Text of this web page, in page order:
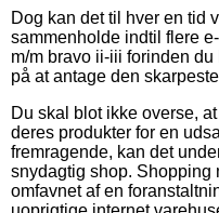
Dog kan det til hver en tid
sammenholde indtil flere
m/m bravo ii-iii forinden
på at antage den
Du skal blot ikke overse,
deres produkter for en
fremragende, kan det
snydagtig shop. Shopping
omfavnet af en